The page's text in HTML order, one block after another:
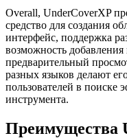
Overall, UnderCoverXP
средство для создания
интерфейс, поддержка
возможность
предварительный
разных языков делают
пользователей в поиске
инструмента.
Преимущества